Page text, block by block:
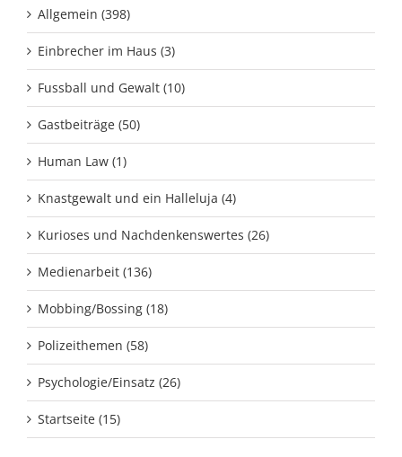
Allgemein (398)
Einbrecher im Haus (3)
Fussball und Gewalt (10)
Gastbeiträge (50)
Human Law (1)
Knastgewalt und ein Halleluja (4)
Kurioses und Nachdenkenswertes (26)
Medienarbeit (136)
Mobbing/Bossing (18)
Polizeithemen (58)
Psychologie/Einsatz (26)
Startseite (15)